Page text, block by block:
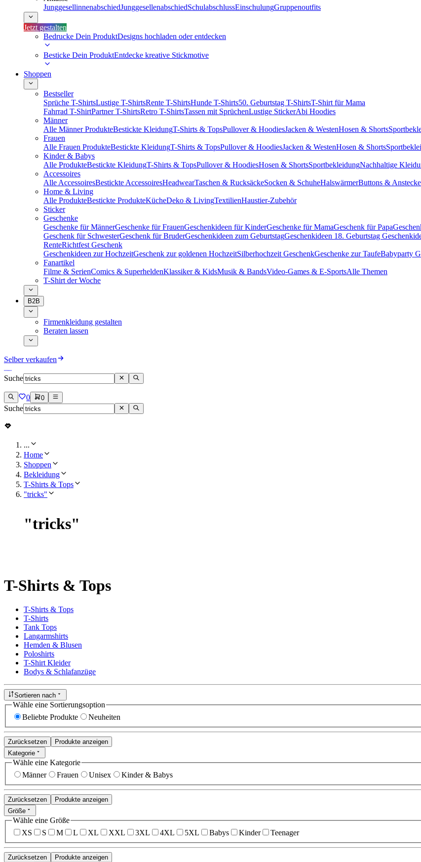
JunggesellinnenabschiedJunggesellenabschiedSchulabschlussEinschulungGruppenoutfits
Jetzt gestalten
Bedrucke Dein ProduktDesigns hochladen oder entdecken
Besticke Dein ProduktEntdecke kreative Stickmotive
Shoppen
Bestseller
Sprüche T-ShirtsLustige T-ShirtsRente T-ShirtsHunde T-Shirts50. Geburtstag T-ShirtsT-Shirt für Mama
Fahrrad T-ShirtPartner T-ShirtsRetro T-ShirtsTassen mit SprüchenLustige StickerAbi Hoodies
Männer
Alle Männer ProdukteBestickte KleidungT-Shirts & TopsPullover & HoodiesJacken & WestenHosen & Shorts
Frauen
Alle Frauen ProdukteBestickte KleidungT-Shirts & TopsPullover & HoodiesJacken & WestenHosen & Shorts
Kinder & Babys
Alle ProdukteBestickte KleidungT-Shirts & TopsPullover & HoodiesHosen & ShortsSportbekleidungNachhaltige
Accessoires
Alle AccessoiresBestickte AccessoiresHeadwearTaschen & RucksäckeSocken & SchuheHalswärmerButtons &
Home & Living
Alle ProdukteBestickte ProdukteKücheDeko & LivingTextilienHaustier-Zubehör
Sticker
Geschenke
Geschenke für MännerGeschenke für FrauenGeschenkideen für KinderGeschenke für MamaGeschenk für Papa
Geschenk für SchwesterGeschenk für BruderGeschenkideen zum GeburtstagGeschenkideen 18. Geburtstag
RenteRichtfest Geschenk
Geschenkideen zur HochzeitGeschenk zur goldenen HochzeitSilberhochzeit GeschenkGeschenke zur TaufeBabyparty
Fanartikel
Filme & SerienComics & SuperheldenKlassiker & KidsMusik & BandsVideo-Games & E-SportsAlle Themen
T-Shirt der Woche
B2B
Firmenkleidung gestalten
Beraten lassen
Selber verkaufen
Suche
0 0
Suche
...
Home
Shoppen
Bekleidung
T-Shirts & Tops
"tricks"
"tricks"
T-Shirts & Tops
T-Shirts & Tops
T-Shirts
Tank Tops
Langarmshirts
Hemden & Blusen
Poloshirts
T-Shirt Kleider
Bodys & Schlafanzüge
Sortieren nach
Wähle eine Sortierungsoption
Beliebte Produkte
Neuheiten
Zurücksetzen
Produkte anzeigen
Kategorie
Wähle eine Kategorie
Männer
Frauen Unisex Kinder & Babys
Zurücksetzen
Produkte anzeigen
Größe
Wähle eine Größe
XS
S M L XL XXL 3XL 4XL 5XL Babys Kinder Teenager
Zurücksetzen
Produkte anzeigen